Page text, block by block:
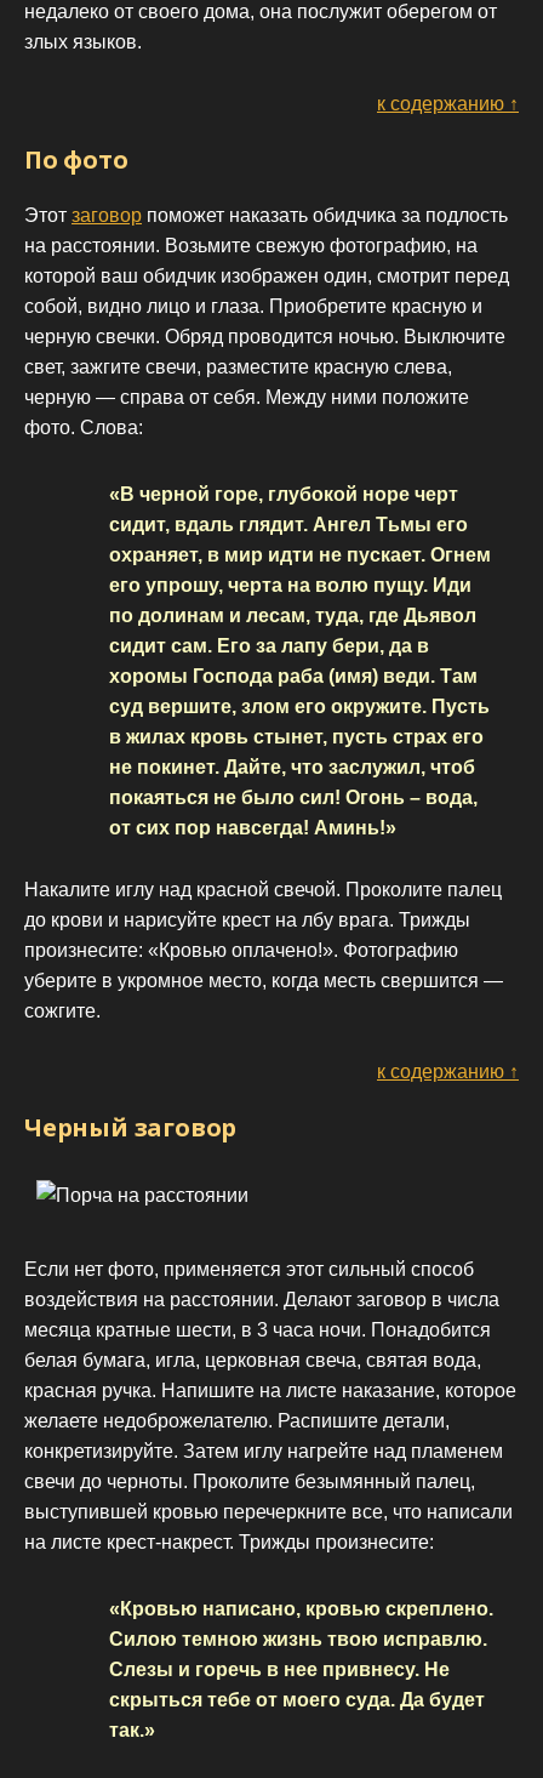
недалеко от своего дома, она послужит оберегом от
злых языков.
к содержанию ↑
По фото
Этот заговор поможет наказать обидчика за подлость
на расстоянии. Возьмите свежую фотографию, на
которой ваш обидчик изображен один, смотрит перед
собой, видно лицо и глаза. Приобретите красную и
черную свечки. Обряд проводится ночью. Выключите
свет, зажгите свечи, разместите красную слева,
черную — справа от себя. Между ними положите
фото. Слова:
«В черной горе, глубокой норе черт
сидит, вдаль глядит. Ангел Тьмы его
охраняет, в мир идти не пускает. Огнем
его упрошу, черта на волю пущу. Иди
по долинам и лесам, туда, где Дьявол
сидит сам. Его за лапу бери, да в
хоромы Господа раба (имя) веди. Там
суд вершите, злом его окружите. Пусть
в жилах кровь стынет, пусть страх его
не покинет. Дайте, что заслужил, чтоб
покаяться не было сил! Огонь – вода,
от сих пор навсегда! Аминь!»
Накалите иглу над красной свечой. Проколите палец
до крови и нарисуйте крест на лбу врага. Трижды
произнесите: «Кровью оплачено!». Фотографию
уберите в укромное место, когда месть свершится —
сожгите.
к содержанию ↑
Черный заговор
Если нет фото, применяется этот сильный способ
воздействия на расстоянии. Делают заговор в числа
месяца кратные шести, в 3 часа ночи. Понадобится
белая бумага, игла, церковная свеча, святая вода,
красная ручка. Напишите на листе наказание, которое
желаете недоброжелателю. Распишите детали,
конкретизируйте. Затем иглу нагрейте над пламенем
свечи до черноты. Проколите безымянный палец,
выступившей кровью перечеркните все, что написали
на листе крест-накрест. Трижды произнесите:
«Кровью написано, кровью скреплено.
Силою темною жизнь твою исправлю.
Слезы и горечь в нее привнесу. Не
скрыться тебе от моего суда. Да будет
так.»